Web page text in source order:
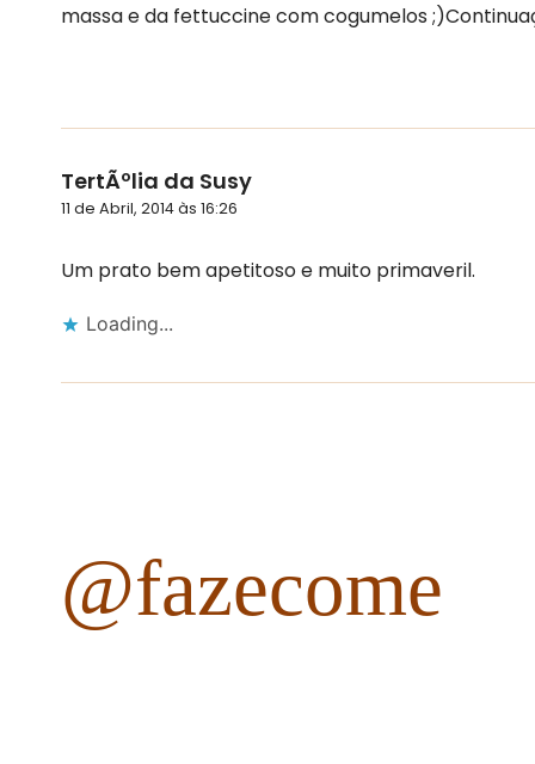
massa e da fettuccine com cogumelos
TertÃºlia da Susy
11 de Abril, 2014 às 16:26
Um prato bem apetitoso e muito primaveril.
Loading...
@fazecome